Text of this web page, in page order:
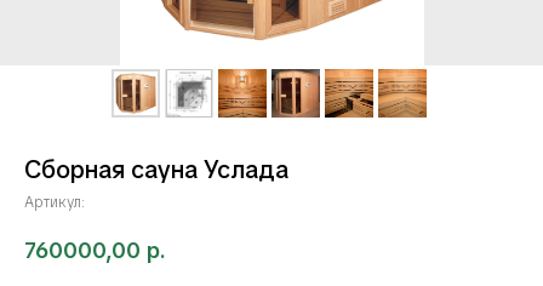
Сборная сауна Услада
Артикул:
760000,00 р.